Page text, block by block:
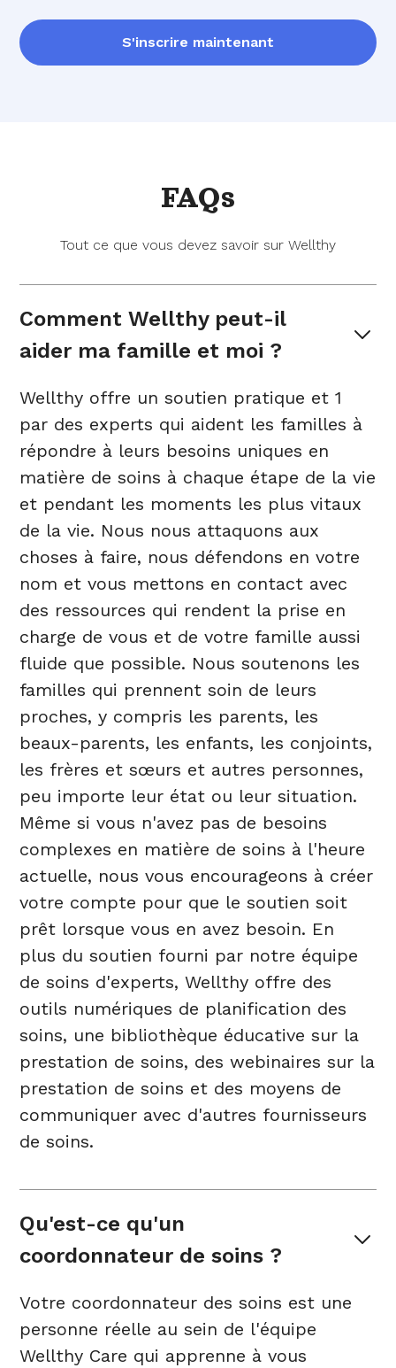
S'inscrire maintenant
FAQs
Tout ce que vous devez savoir sur Wellthy
Comment Wellthy peut-il
aider ma famille et moi ?
Wellthy offre un soutien pratique et 1
par des experts qui aident les familles à
répondre à leurs besoins uniques en
matière de soins à chaque étape de la vie
et pendant les moments les plus vitaux
de la vie. Nous nous attaquons aux
choses à faire, nous défendons en votre
nom et vous mettons en contact avec
des ressources qui rendent la prise en
charge de vous et de votre famille aussi
fluide que possible. Nous soutenons les
familles qui prennent soin de leurs
proches, y compris les parents, les
beaux-parents, les enfants, les conjoints,
les frères et sœurs et autres personnes,
peu importe leur état ou leur situation.
Même si vous n'avez pas de besoins
complexes en matière de soins à l'heure
actuelle, nous vous encourageons à créer
votre compte pour que le soutien soit
prêt lorsque vous en avez besoin. En
plus du soutien fourni par notre équipe
de soins d'experts, Wellthy offre des
outils numériques de planification des
soins, une bibliothèque éducative sur la
prestation de soins, des webinaires sur la
prestation de soins et des moyens de
communiquer avec d'autres fournisseurs
de soins.
Qu'est-ce qu'un
coordonnateur de soins ?
Votre coordonnateur des soins est une
personne réelle au sein de l'équipe
Wellthy Care qui apprenne à vous